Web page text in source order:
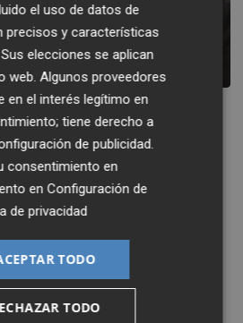
'Magia a la luz de la
los años rinde
el uso de datos de
precisos y características
elecciones se aplican
web. Algunos proveedores
en el interés legítimo en
tiene derecho a
de publicidad
consentimiento en
enConfiguración de
de privacidad
TODO
TODO